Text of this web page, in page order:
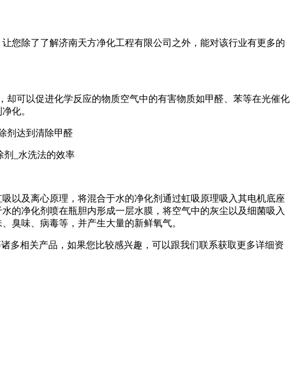
您除了了解济南天方净化工程有限公司之外，能对该行业有更多的
可以促进化学反应的物质空气中的有害物质如甲醛、苯等在光催化
化。
剂达到清除甲醛
以及离心原理，将混合于水的净化剂通过虹吸原理吸入其电机底座
的净化剂喷在瓶胆内形成一层水膜，将空气中的灰尘以及细菌吸入
臭味、病毒等，并产生大量的新鲜氧气。
多相关产品，如果您比较感兴趣，可以跟我们联系获取更多详细资